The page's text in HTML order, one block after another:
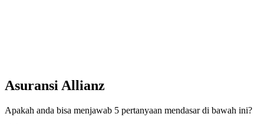
Asuransi Allianz
Apakah anda bisa menjawab 5 pertanyaan mendasar di bawah ini?